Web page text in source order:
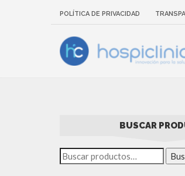
POLÍTICA DE PRIVACIDAD
BUSCAR